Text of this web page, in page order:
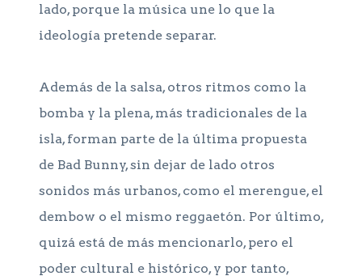
lado, porque la música une lo que la
ideología pretende separar.
Además de la salsa, otros ritmos como la
bomba y la plena, más tradicionales de la
isla, forman parte de la última propuesta
de Bad Bunny, sin dejar de lado otros
sonidos más urbanos, como el merengue, el
dembow o el mismo reggaetón. Por último,
quizá está de más mencionarlo, pero el
poder cultural e histórico, y por tanto,